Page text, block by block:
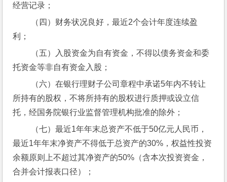
经营记录；
利；
托资金等非自有资金入股；
所持有的股权，不将所持有的股权进行质押或设立信
托，经国务院银行业监督管理机构批准的除外；
最近1年年末净资产不得低于总资产的30%，权益性投资
余额原则上不超过其净资产的50%（含本次投资资金，
合并会计报表口径）；